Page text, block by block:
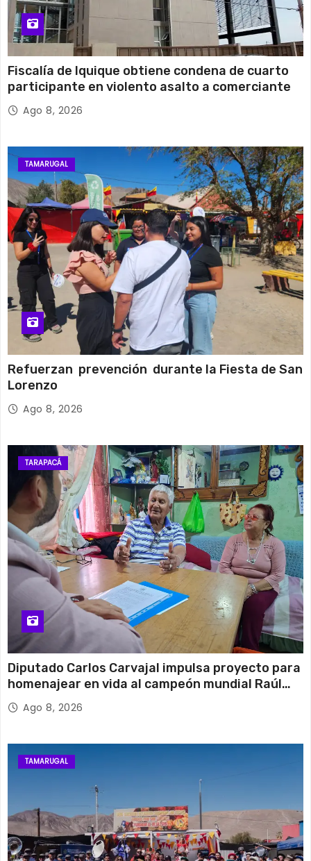
Fiscalía de Iquique obtiene condena de cuarto
participante en violento asalto a comerciante
Ago 8, 2026
TAMARUGAL
Refuerzan prevención durante la Fiesta de San
Lorenzo
Ago 8, 2026
TARAPACÁ
Diputado Carlos Carvajal impulsa proyecto para
homenajear en vida al campeón mundial Raúl
Choque
Ago 8, 2026
TAMARUGAL